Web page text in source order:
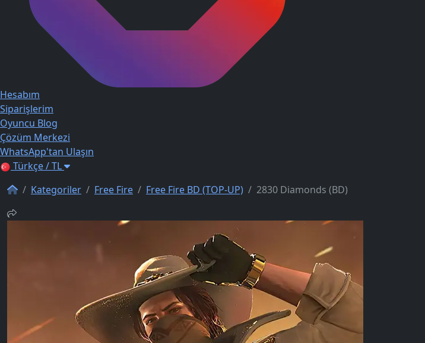
Hesabım
Siparişlerim
Oyuncu Blog
Çözüm Merkezi
WhatsApp'tan Ulaşın
Türkçe / TL
Kategoriler
Free Fire Free Fire BD (TOP-UP) 2830 Diamonds (BD)